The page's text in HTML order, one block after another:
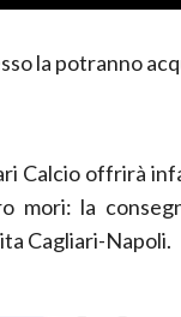
la potranno
Calcio offrirà
mori: la
Cagliari-Napoli.